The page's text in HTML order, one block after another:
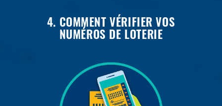
4. COMMENT VÉRIFIER VOS
NUMÉROS DE LOTERIE